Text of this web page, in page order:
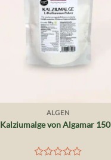
ALGEN
Kalziumalge von Algamar 150